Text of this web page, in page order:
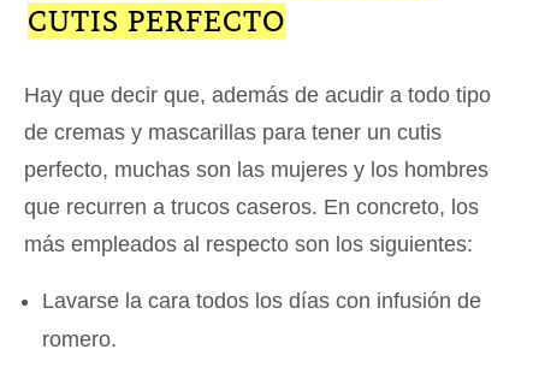
CUTIS PERFECTO
Hay que decir que, además de acudir a todo tipo
de cremas y mascarillas para tener un cutis
perfecto, muchas son las mujeres y los hombres
que recurren a trucos caseros. En concreto, los
más empleados al respecto son los siguientes:
Lavarse la cara todos los días con infusión de
romero.